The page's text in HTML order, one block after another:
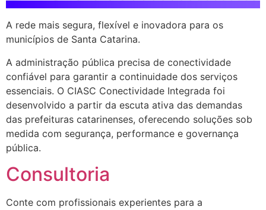
A rede mais segura, flexível e inovadora para os
municípios de Santa Catarina.
A administração pública precisa de conectividade
confiável para garantir a continuidade dos serviços
essenciais. O CIASC Conectividade Integrada foi
desenvolvido a partir da escuta ativa das demandas
das prefeituras catarinenses, oferecendo soluções sob
medida com segurança, performance e governança
pública.
Consultoria
Conte com profissionais experientes para a